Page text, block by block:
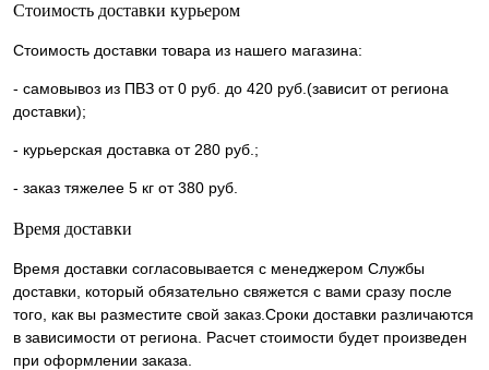
Стоимость доставки курьером
Стоимость доставки товара из нашего магазина:
- самовывоз из ПВЗ от 0 руб. до 420 руб.(зависит от региона
доставки);
- курьерская доставка от 280 руб.;
- заказ тяжелее 5 кг от 380 руб.
Время доставки
Время доставки согласовывается с менеджером Службы
доставки, который обязательно свяжется с вами сразу после
того, как вы разместите свой заказ.Сроки доставки различаются
в зависимости от региона. Расчет стоимости будет произведен
при оформлении заказа.